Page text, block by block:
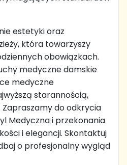
estetyki oraz
która towarzyszy
obowiązkach.
medyczne damskie
medyczne
starannością,
do odkrycia
Medyczna i przekonania
i elegancji. Skontaktuj
o profesjonalny wygląd